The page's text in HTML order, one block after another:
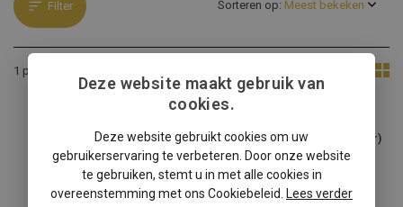
Filter
1 product
Sorteren op:
Seat Inca Tuning Art schroefset (alleen voor)
Beter rijgedrag en tegeli...
€200,00
Deze website maakt gebruik van
cookies.
Deze website gebruikt cookies om uw
gebruikerservaring te verbeteren. Door onze website
te gebruiken, stemt u in met alle cookies in
overeenstemming met ons Cookiebeleid.
Lees verder